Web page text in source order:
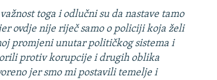
toga i odlučni su da nastave tamo
ovdje nije riječ samo o policiji koja želi
promjeni unutar političkog sistema i
protiv korupcije i drugih oblika
jer smo mi postavili temelje i